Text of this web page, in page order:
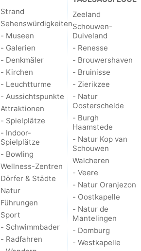
Strand
Sehenswürdigkeiten
- Museen
- Galerien
- Denkmäler
- Kirchen
- Leuchtturme
- Aussichtspunkte
Attraktionen
- Spielplätze
- Indoor-
Spielplätze
- Bowling
Wellness-Zentren
Dörfer & Städte
Natur
Führungen
Sport
- Schwimmbader
- Radfahren
Zeeland
Schouwen-
Duiveland
- Renesse
- Brouwershaven
- Bruinisse
- Zierikzee
- Natur
Oosterschelde
- Burgh
Haamstede
- Natur Kop van
Schouwen
Walcheren
- Veere
- Natur Oranjezon
- Oostkapelle
- Natur de
Mantelingen
- Domburg
- Westkapelle